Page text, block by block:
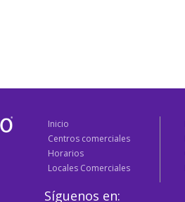
Inicio
Centros comerciales
Horarios
Locales Comerciales
Síguenos en: